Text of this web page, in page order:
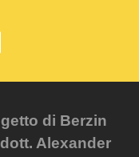
di Berzin
Alexander